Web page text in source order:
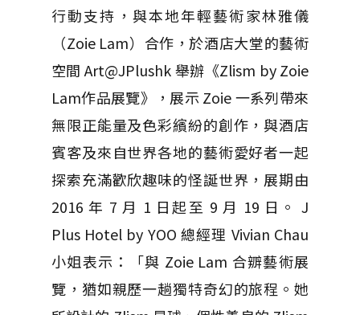
行動支持，與本地年輕藝術家林雅儀
（Zoie Lam）合作，於酒店大堂的藝術
空間 Art@JPlushk 舉辦《Zlism by Zoie
Lam作品展覽》，展示 Zoie 一系列帶來
無限正能量及色彩繽紛的創作，與酒店
賓客及來自世界各地的藝術愛好者一起
探索充滿歡欣趣味的怪誕世界，展期由
2016 年 7 月 1 日起至 9 月 19 日。 J
Plus Hotel by YOO 總經理 Vivian Chau
小姐表示：「與 Zoie Lam 合辧藝術展
覽，猶如親歷一趟獨特奇幻的旅程。她